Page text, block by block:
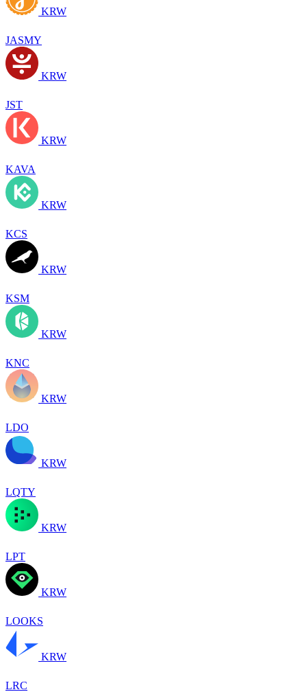
KRW
JASMY
KRW
JST
KRW
KAVA
KRW
KCS
KRW
KSM
KRW
KNC
KRW
LDO
KRW
LQTY
KRW
LPT
KRW
LOOKS
KRW
LRC